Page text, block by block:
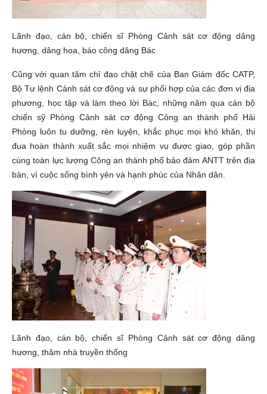
Lãnh đạo, cán bộ, chiến sĩ Phòng Cảnh sát cơ động dâng
hương, dâng hoa, báo công dâng Bác
Cũng với quan tâm chỉ đạo chặt chẽ của Ban Giám đốc CATP,
Bộ Tư lệnh Cảnh sát cơ động và sự phối hợp của các đơn vị địa
phương, học tập và làm theo lời Bác, những năm qua cán bộ
chiến sỹ Phòng Cảnh sát cơ động Công an thành phố Hải
Phòng luôn tu dưỡng, rèn luyện, khắc phục mọi khó khăn, thi
đua hoàn thành xuất sắc mọi nhiệm vụ được giao, góp phần
cùng toàn lực lượng Công an thành phố bảo đảm ANTT trên địa
bàn, vì cuộc sống bình yên và hạnh phúc của Nhân dân.
Lãnh đạo, cán bộ, chiến sĩ Phòng Cảnh sát cơ động dâng
hương, thăm nhà truyền thống